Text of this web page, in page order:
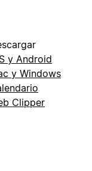
y Android
y Windows
Clipper